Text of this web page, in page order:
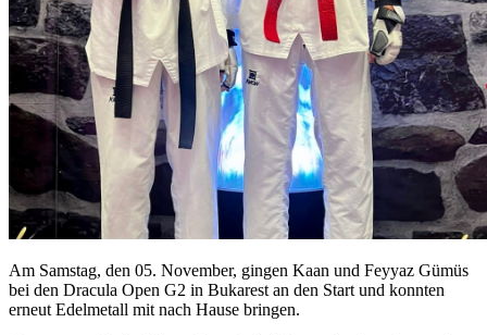
Am Samstag, den 05. November, gingen Kaan und Feyyaz Gümüs
bei den Dracula Open G2 in Bukarest an den Start und konnten
erneut Edelmetall mit nach Hause bringen.